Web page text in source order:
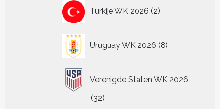
Turkije WK 2026 2
producten
Uruguay WK 2026 8
producten
Verenigde Staten WK 2026
3232